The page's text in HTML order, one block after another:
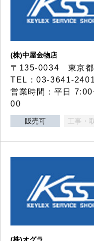
(株)中屋金物店
〒135-0034 東京都
TEL：03-3641-
営業時間：平日
00
販売可 工事・